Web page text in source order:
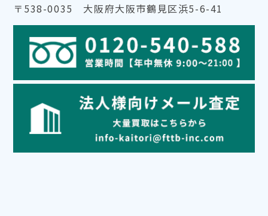
〒538-0035 大阪府大阪市鶴見区浜5-6-41